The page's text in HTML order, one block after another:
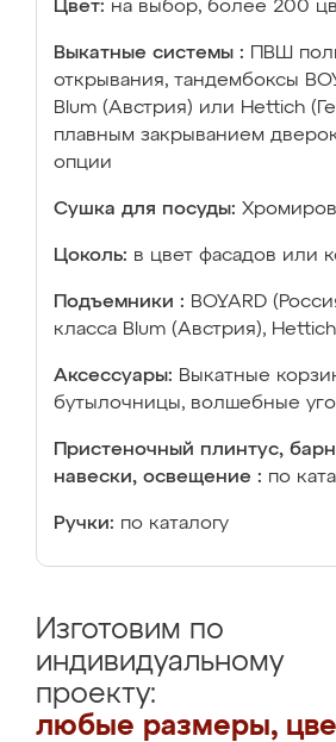
Цвет: на выбор, более 200
Выкатные системы :
ПВШ
открывания, тандембоксы
Blum (Австрия) или Hettich
плавным закрыванием
опции
Сушка для посуды:
Цоколь: в цвет фасадов или
Подъемники : BOYARD
класса Blum (Австрия),
Аксессуары: Выкатные
бутылочницы, волшебные
Пристеночный плинтус,
навески, освещение : по
Ручки: по каталогу
Изготовим по
индивидуальному
проекту:
любые размеры,